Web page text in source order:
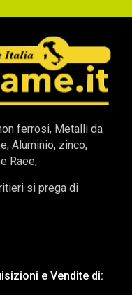
ferrosi, Metalli da
Aluminio, zinco,
Raee,
si prega di
e Vendite di: